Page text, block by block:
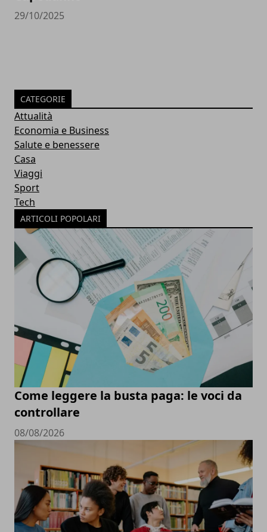
29/10/2025
CATEGORIE
Attualità
Economia e Business
Salute e benessere
Casa
Viaggi
Sport
Tech
ARTICOLI POPOLARI
Come leggere la busta paga: le voci da
controllare
08/08/2026